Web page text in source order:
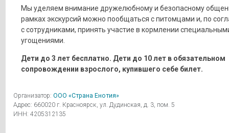
Мы уделяем внимание дружелюбному и безопасному
рамках экскурсий можно пообщаться с питомцами и, по
с сотрудниками, принять участие в кормлении
угощениями.
Дети до 3 лет бесплатно. Дети до 10 лет в обязательном
сопровождении взрослого, купившего себе билет.
Организатор: ООО «Страна Енотия»
Адрес: 660020 г. Красноярск, ул. Дудинская, д. 3, пом. 5
ИНН: 4205312135